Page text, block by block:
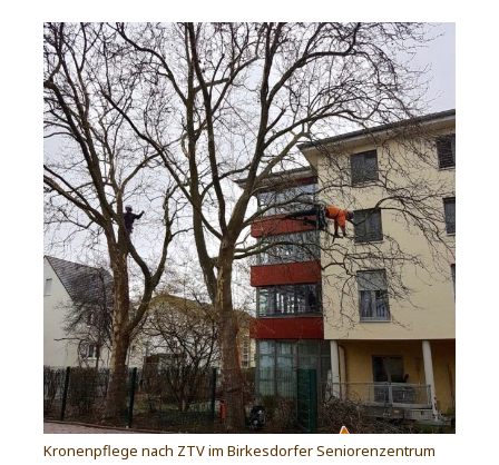
Kronenpflege nach ZTV im Birkesdorfer Seniorenzentrum